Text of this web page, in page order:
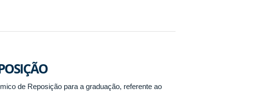
de Reposição para a graduação, referente ao